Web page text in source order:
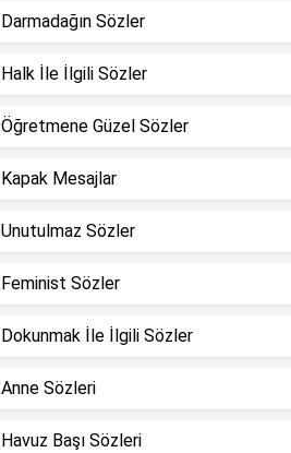
Darmadağın Sözler
Halk İle İlgili Sözler
Öğretmene Güzel Sözler
Kapak Mesajlar
Unutulmaz Sözler
Feminist Sözler
Dokunmak İle İlgili Sözler
Anne Sözleri
Havuz Başı Sözleri